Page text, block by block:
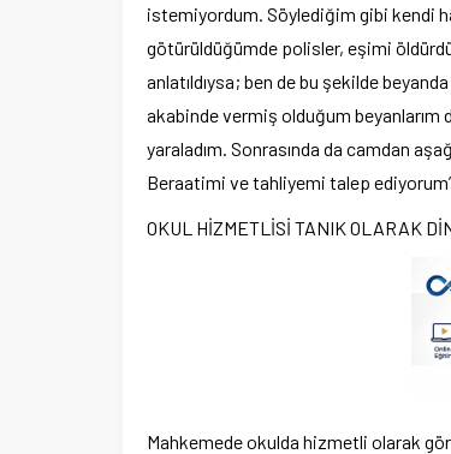
istemiyordum. Söylediğim gibi kendi
götürüldüğümde polisler, eşimi
anlatıldıysa; ben de bu şekilde
akabinde vermiş olduğum beyanlarım
yaraladım. Sonrasında da camdan
Beraatimi ve tahliyemi talep
OKUL HİZMETLİSİ TANIK OLARAK
Mahkemede okulda hizmetli olarak